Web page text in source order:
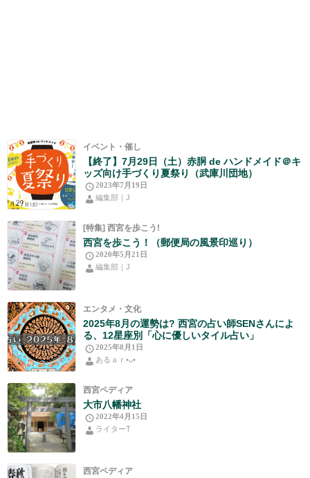
イベント・催し
【終了】7月29日（土）赤胴 de ハンドメイド＠キ
ッズ向け手づくり夏祭り（武庫川団地）
2023年7月19日
編集部｜J
[特集] 西宮を歩こう!
西宮を歩こう！（郵便局の風景印巡り）
2020年5月21日
編集部｜J
エンタメ・文化
2025年8月の運勢は? 西宮の占い師SENさんによ
る、12星座別「心に優しいタイル占い」
2025年8月1日
あるａｒ•⁠ᴗ⁠•⁠
西宮ペディア
大市八幡神社
2022年4月15日
ライターT
西宮ペディア